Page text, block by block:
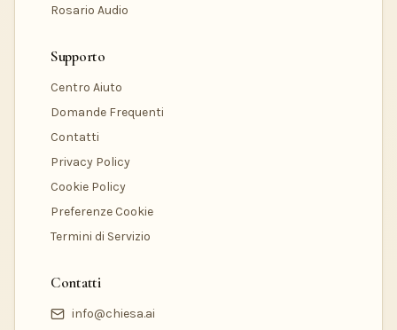
Rosario Audio
Supporto
Centro Aiuto
Domande Frequenti
Contatti
Privacy Policy
Cookie Policy
Preferenze Cookie
Termini di Servizio
Contatti
info@chiesa.ai